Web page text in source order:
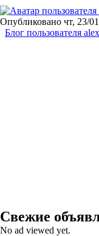
Опубликовано чт, 23/
Блог пользователя
Свежие
No ad viewed yet.